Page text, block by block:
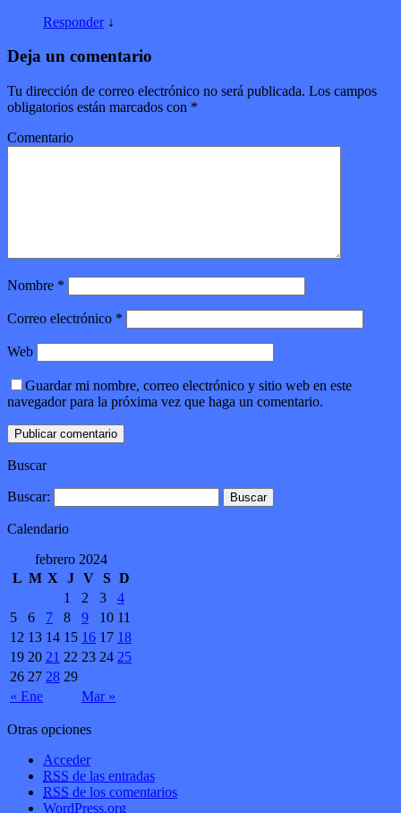
Responder ↓
Deja un comentario
Tu dirección de correo electrónico no será publicada. Los campos
obligatorios están marcados con *
Comentario
Nombre *
Correo electrónico *
Web
Guardar mi nombre, correo electrónico y sitio web en este
navegador para la próxima vez que haga un comentario.
Buscar
Buscar:
Calendario
febrero 2024
L M X J V S D
« Ene Mar »
1 2 3
4
5
6 7 8 9 10 11
12 13 14 15 16 17 18
19 20 21 22 23 24 25
26 27 28 29
Otras opciones
Acceder
RSS de las entradas
RSS de los comentarios
WordPress.org